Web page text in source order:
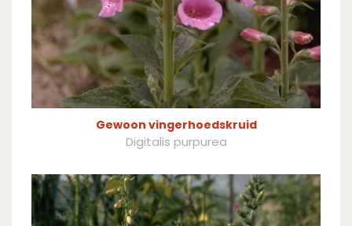
Gewoon vingerhoedskruid
Digitalis purpurea